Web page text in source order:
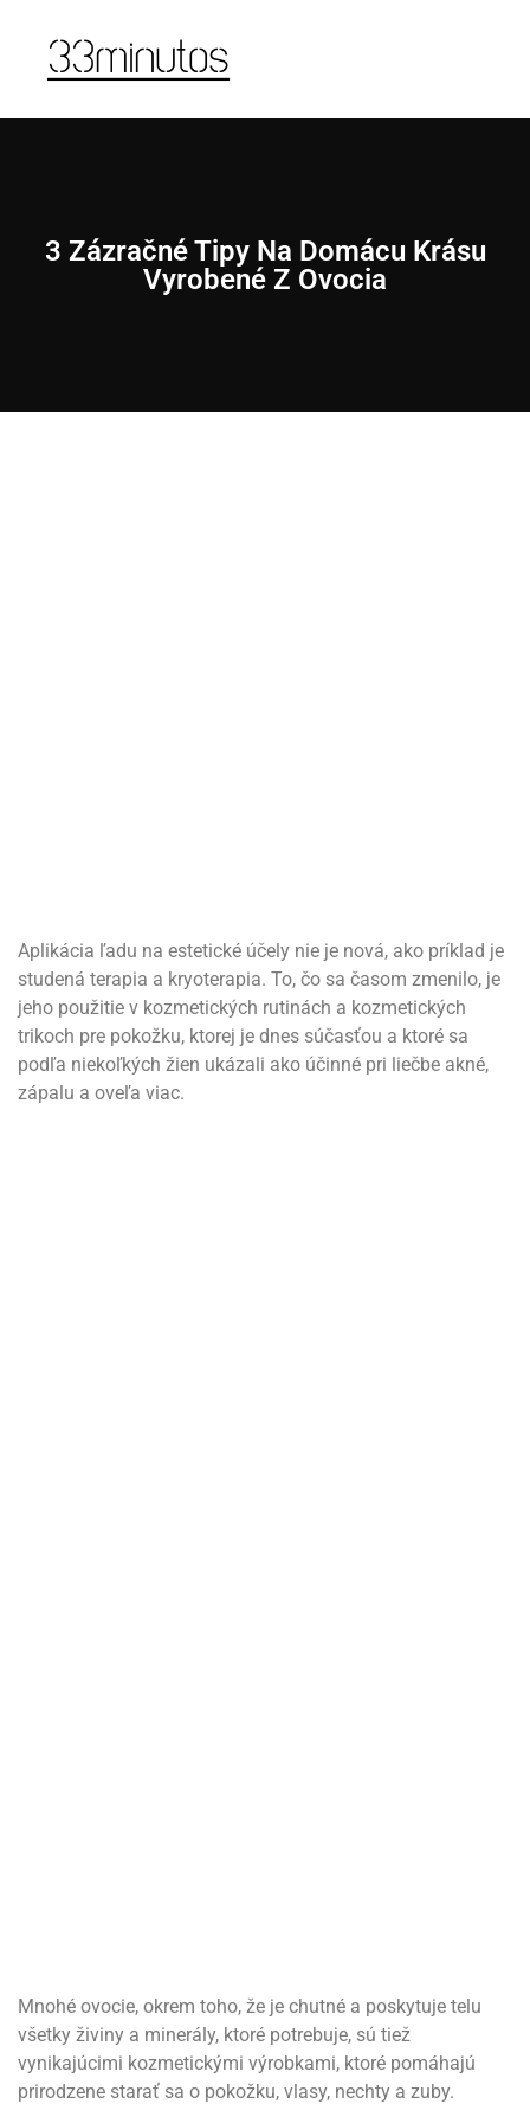
3 Zázračné Tipy Na Domácu Krásu
Vyrobené Z Ovocia
Aplikácia ľadu na estetické účely nie je nová, ako príklad je
studená terapia a kryoterapia. To, čo sa časom zmenilo, je
jeho použitie v kozmetických rutinách a kozmetických
trikoch pre pokožku, ktorej je dnes súčasťou a ktoré sa
podľa niekoľkých žien ukázali ako účinné pri liečbe akné,
zápalu a oveľa viac.
Mnohé ovocie, okrem toho, že je chutné a poskytuje telu
všetky živiny a minerály, ktoré potrebuje, sú tiež
vynikajúcimi kozmetickými výrobkami, ktoré pomáhajú
prirodzene starať sa o pokožku, vlasy, nechty a zuby.